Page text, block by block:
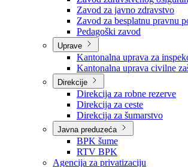
Kantonalna bolnica
Zavodi
Zavod zdravstvenog
Zavod za javno zdravstvo
Zavod za besplatnu pravnu
Pedagoški zavod
Uprave
Kantonalna uprava za
Kantonalna uprava civilne
Direkcije
Direkcija za robne rezerve
Direkcija za ceste
Direkcija za šumarstvo
Javna preduzeća